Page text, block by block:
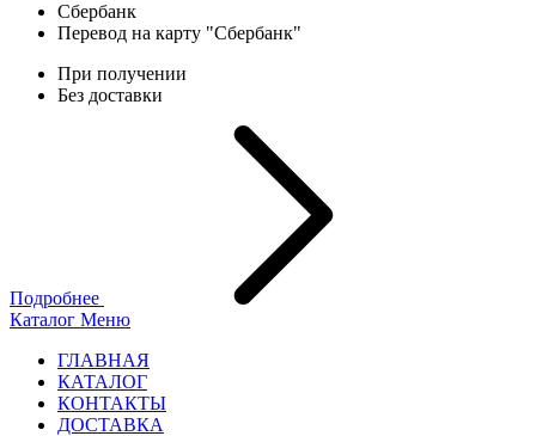
Сбербанк
Перевод на карту "Сбербанк"
При получении
Без доставки
Подробнее
Каталог Меню
ГЛАВНАЯ
КАТАЛОГ
КОНТАКТЫ
ДОСТАВКА